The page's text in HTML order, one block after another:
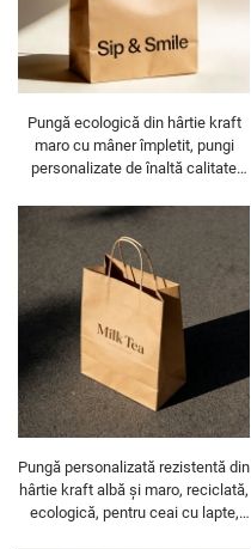
Pungă ecologică din hârtie kraft
maro cu mâner împletit, pungi
personalizate de înaltă calitate
Pungă personalizată rezistentă din
hârtie kraft albă și maro, reciclată,
ecologică, pentru ceai cu lapte,